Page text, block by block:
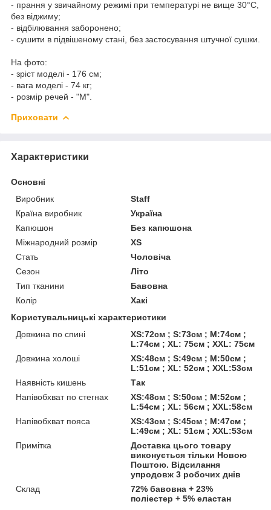
- прання у звичайному режимі при температурі не вище 30°C,
без віджиму;
- відбілювання заборонено;
- сушити в підвішеному стані, без застосування штучної сушки.
На фото:
- зріст моделі - 176 см;
- вага моделі - 74 кг;
- розмір речей - "M".
Приховати
Характеристики
Основні
Виробник
Staff
Країна виробник
Україна
Капюшон
Без капюшона
Міжнародний розмір
XS
Стать
Чоловіча
Сезон
Літо
Тип тканини
Бавовна
Колір
Хакі
Користувальницькі характеристики
Довжина по спині
XS:72см ; S:73см ; M:74см ;
L:74см ; XL: 75см ; XXL: 75см
Довжина холоші
XS:48см ; S:49см ; M:50см ;
L:51см ; XL: 52см ; XXL:53см
Наявність кишень
Так
Напівобхват по стегнах
XS:48см ; S:50см ; M:52см ;
L:54см ; XL: 56см ; XXL:58см
Напівобхват пояса
XS:43см ; S:45см ; M:47см ;
L:49см ; XL: 51см ; XXL:53см
Примітка
Доставка цього товару
виконується тільки Новою
Поштою. Відсилання
упродовж 3 робочих днів
Склад
72% бавовна + 23%
поліестер + 5% еластан